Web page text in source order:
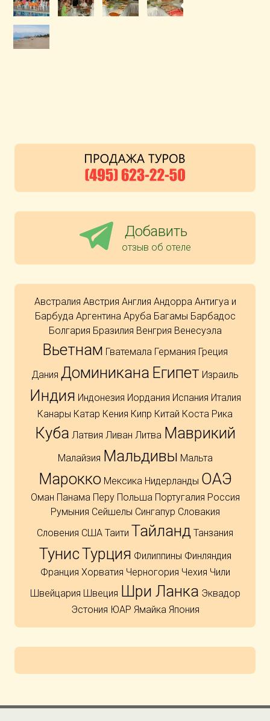
Добавить
отзыв об отеле
Австралия Австрия Англия Андорра Антигуа и
Барбуда Аргентина Аруба Багамы Барбадос
Болгария Бразилия Венгрия Венесуэла
Вьетнам Гватемала Германия Греция
Дания Доминикана Египет Израиль
Индия Индонезия Иордания Испания Италия
Канары Катар Кения Кипр Китай Коста Рика
Куба Латвия Ливан Литва Маврикий
Малайзия Мальдивы Мальта
Марокко Мексика Нидерланды ОАЭ
Оман Панама Перу Польша Португалия Россия
Румыния Сейшелы Сингапур Словакия
Словения США Таити Тайланд Танзания
ТунисТурция Филиппины Финляндия
Франция Хорватия Черногория Чехия Чили
Швейцария Швеция Шри Ланка Эквадор
Эстония ЮАР Ямайка Япония